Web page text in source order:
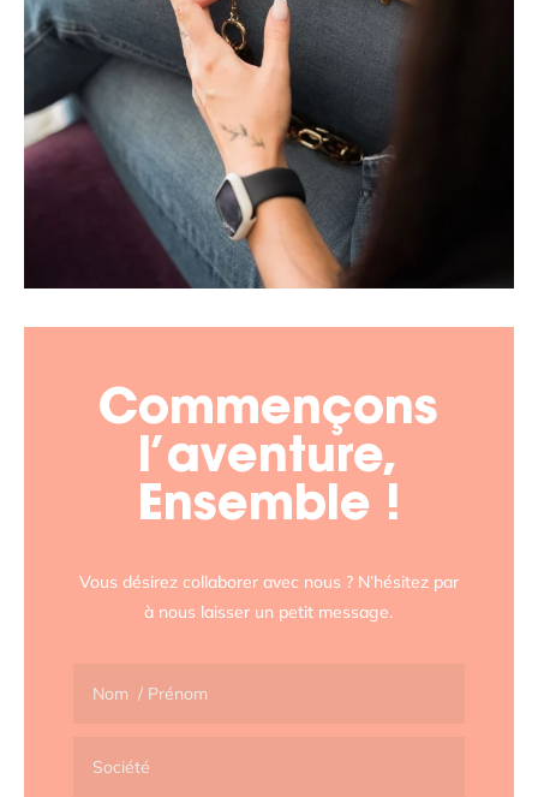
Commençons
l’aventure,
Ensemble !
Vous désirez collaborer avec nous ? N’hésitez par
à nous laisser un petit message.